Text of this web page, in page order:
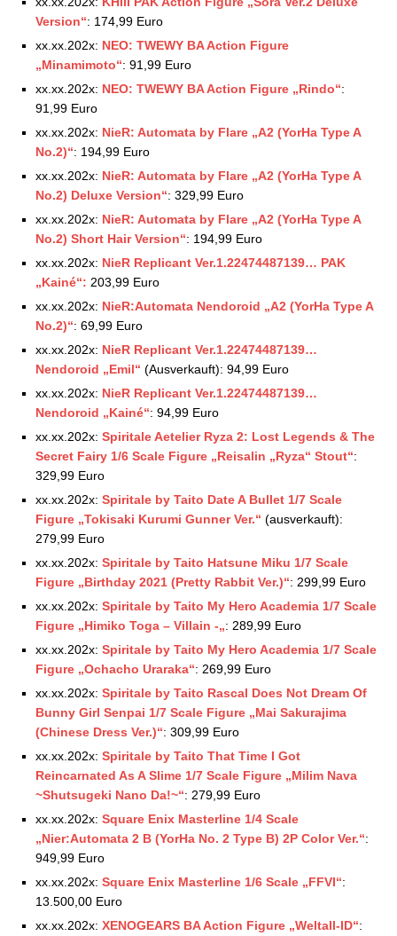
Version“: 174,99 Euro
xx.xx.202x: NEO: TWEWY BA Action Figure
„Minamimoto“: 91,99 Euro
xx.xx.202x: NEO: TWEWY BA Action Figure „Rindo“:
91,99 Euro
xx.xx.202x: NieR: Automata by Flare „A2 (YorHa Type A
No.2)“: 194,99 Euro
xx.xx.202x: NieR: Automata by Flare „A2 (YorHa Type A
No.2) Deluxe Version“: 329,99 Euro
xx.xx.202x: NieR: Automata by Flare „A2 (YorHa Type A
No.2) Short Hair Version“: 194,99 Euro
xx.xx.202x: NieR Replicant Ver.1.22474487139… PAK
„Kainé“: 203,99 Euro
xx.xx.202x: NieR:Automata Nendoroid „A2 (YorHa Type A
No.2)“: 69,99 Euro
xx.xx.202x: NieR Replicant Ver.1.22474487139…
Nendoroid „Emil“ (Ausverkauft): 94,99 Euro
xx.xx.202x: NieR Replicant Ver.1.22474487139…
Nendoroid „Kainé“: 94,99 Euro
xx.xx.202x: Spiritale Aetelier Ryza 2: Lost Legends & The
Secret Fairy 1/6 Scale Figure „Reisalin „Ryza“ Stout“:
329,99 Euro
xx.xx.202x: Spiritale by Taito Date A Bullet 1/7 Scale
Figure „Tokisaki Kurumi Gunner Ver.“ (ausverkauft):
279,99 Euro
xx.xx.202x: Spiritale by Taito Hatsune Miku 1/7 Scale
Figure „Birthday 2021 (Pretty Rabbit Ver.)“: 299,99 Euro
xx.xx.202x: Spiritale by Taito My Hero Academia 1/7 Scale
Figure „Himiko Toga – Villain -„: 289,99 Euro
xx.xx.202x: Spiritale by Taito My Hero Academia 1/7 Scale
Figure „Ochacho Uraraka“: 269,99 Euro
xx.xx.202x: Spiritale by Taito Rascal Does Not Dream Of
Bunny Girl Senpai 1/7 Scale Figure „Mai Sakurajima
(Chinese Dress Ver.)“: 309,99 Euro
xx.xx.202x: Spiritale by Taito That Time I Got
Reincarnated As A Slime 1/7 Scale Figure „Milim Nava
~Shutsugeki Nano Da!~“: 279,99 Euro
xx.xx.202x: Square Enix Masterline 1/4 Scale
„Nier:Automata 2 B (YorHa No. 2 Type B) 2P Color Ver.“:
949,99 Euro
xx.xx.202x: Square Enix Masterline 1/6 Scale „FFVI“:
13.500,00 Euro
xx.xx.202x: XENOGEARS BA Action Figure „Weltall-ID“: